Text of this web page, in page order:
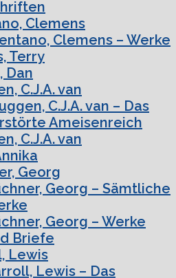
Clemens
Clemens – Werke
Terry
Dan
C.J.A. van
C.J.A. van – Das
Ameisenreich
C.J.A. van
Georg
Georg – Sämtliche
Georg – Werke
Briefe
Lewis
Lewis – Das